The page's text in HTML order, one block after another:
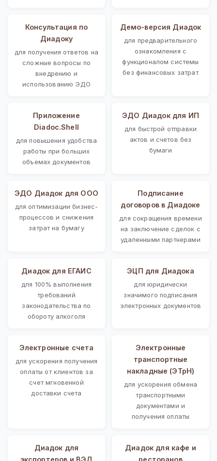
Консультация по
Диадоку
для получения ответов на
сложные вопросы по
внедрению и
использованию ЭДО
Демо-версия Диадок
для предварительного
ознакомления с
функционалом системы
без финансовых затрат
Приложение
Diadoc.Shell
для повышения удобства
работы при больших
объемах документов
ЭДО Диадок для ИП
для быстрой отправки
актов и счетов без
бумаги
ЭДО Диадок для ООО
для оптимизации бизнес-
процессов и снижения
затрат на бумагу
Подписание
договоров в Диадоке
для сокращения времени
на заключение сделок с
удаленными партнерами
Диадок для ЕГАИС
для 100% выполнения
требований
законодательства по
обороту алкоголя
ЭЦП для Диадока
для юридически
значимого подписания
электронных документов
Электронные счета
для ускорения получения
оплаты от клиентов за
счет мгновенной
доставки счета
Электронные
транспортные
накладные (ЭТрН)
для ускорения обмена
транспортными
документами и
получения оплаты
Диадок для
экспортеров и ВЭД
Диадок для кафе и
ресторанов